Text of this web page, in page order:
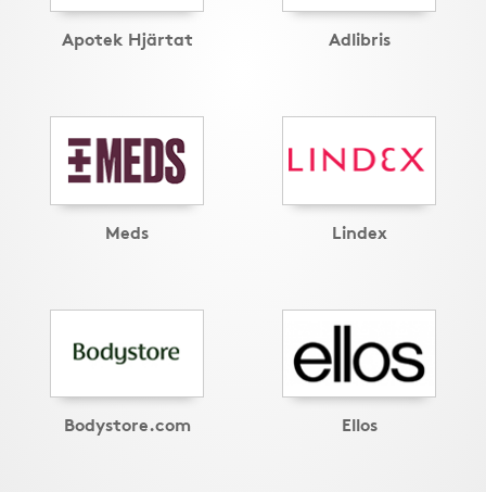
Apotek Hjärtat Adlibris
Meds Lindex
Bodystore.com Ellos